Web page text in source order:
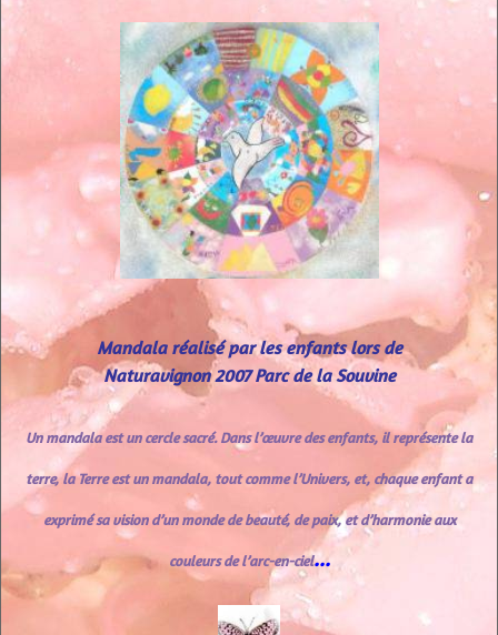
Mandala réalisé par les enfants lors de
Naturavignon 2007 Parc de la Souvine
Un mandala est un cercle sacré. Dans l’œuvre des enfants, il représente la
terre, la Terre est un mandala, tout comme l’Univers, et, chaque enfant a
exprimé sa vision d’un monde de beauté, de paix, et d’harmonie aux
couleurs de l’arc-en-ciel...